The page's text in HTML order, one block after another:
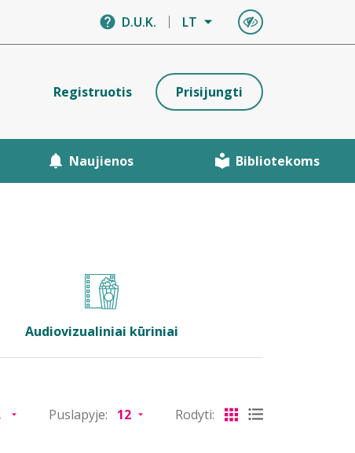
D.U.K. LT
Registruotis Prisijungti
Naujienos Bibliotekoms
Audiovizualiniai kūriniai
Puslapyje: Rodyti: